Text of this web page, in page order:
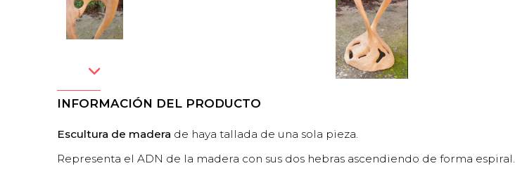
INFORMACIÓN DEL PRODUCTO
Escultura de madera de haya tallada de una sola pieza.
Representa el ADN de la madera con sus dos hebras ascendiendo de forma espiral.